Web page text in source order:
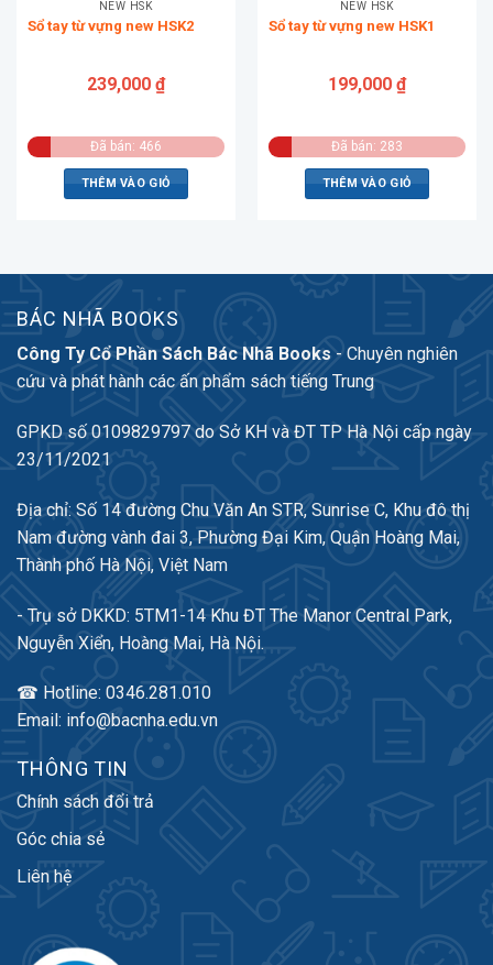
NEW HSK
Sổ tay từ vựng new HSK2
239,000 ₫
Đã bán: 466
THÊM VÀO GIỎ
NEW HSK
Sổ tay từ vựng new HSK1
199,000 ₫
Đã bán: 283
THÊM VÀO GIỎ
BÁC NHÃ BOOKS
Công Ty Cổ Phần Sách Bác Nhã Books - Chuyên nghiên
cứu và phát hành các ấn phẩm sách tiếng Trung
GPKD số 0109829797 do Sở KH và ĐT TP Hà Nội cấp ngày
23/11/2021
Địa chỉ: Số 14 đường Chu Văn An STR, Sunrise C, Khu đô thị
Nam đường vành đai 3, Phường Đại Kim, Quận Hoàng Mai,
Thành phố Hà Nội, Việt Nam
- Trụ sở DKKD: 5TM1-14 Khu ĐT The Manor Central Park,
Nguyễn Xiển, Hoàng Mai, Hà Nội.
☎ Hotline: 0346.281.010
Email: info@bacnha.edu.vn
THÔNG TIN
Chính sách đổi trả
Góc chia sẻ
Liên hệ